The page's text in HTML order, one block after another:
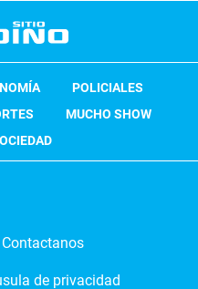
POLICIALES
MUCHO SHOW
Contactanos
de privacidad